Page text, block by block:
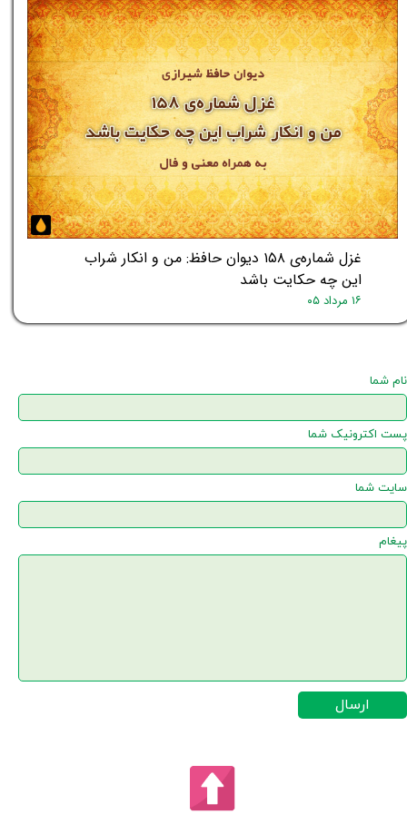
غزل شماره‌ی ۱۵۸ دیوان حافظ: من و انکار شراب
این چه حکایت باشد
۱۶ مرداد ۰۵
نام شما
پست اکترونیک شما
سایت شما
پیغام
ارسال